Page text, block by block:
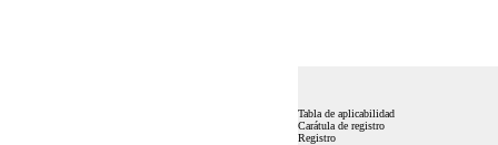
Tabla de aplicabilidad
Carátula de registro
Registro